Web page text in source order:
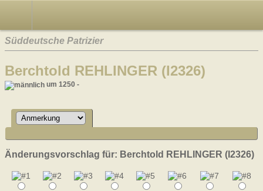
Süddeutsche Patrizier
Berchtold REHLINGER (I2326)
um 1250 -
Änderungsvorschlag für: Berchtold REHLINGER (I2326)